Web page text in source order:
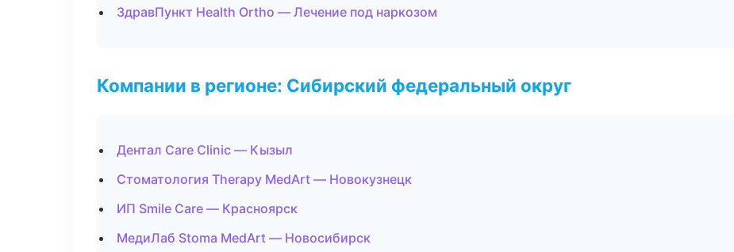
ЗдравПункт Health Ortho — Лечение под наркозом
Компании в регионе: Сибирский федеральный округ
Дентал Care Clinic — Кызыл
Стоматология Therapy MedArt — Новокузнецк
ИП Smile Care — Красноярск
МедиЛаб Stoma MedArt — Новосибирск